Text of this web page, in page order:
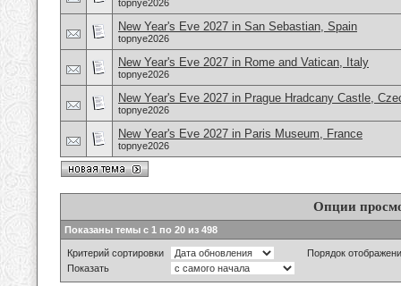
topnye2026
New Year's Eve 2027 in San Sebastian, Spain
topnye2026
New Year's Eve 2027 in Rome and Vatican, Italy
topnye2026
New Year's Eve 2027 in Prague Hradcany Castle,
topnye2026
New Year's Eve 2027 in Paris Museum, France
topnye2026
Опции
Показаны темы с 1 по 20 из 498
Критерий сортировки
Порядок
Показать